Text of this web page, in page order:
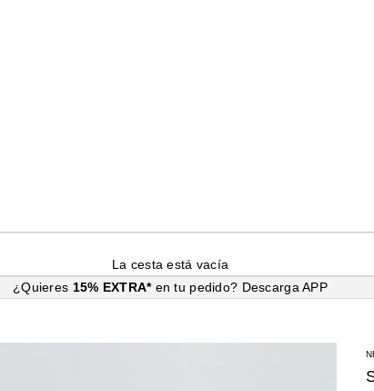
La cesta está vacía
¿Quieres 15% EXTRA* en tu pedido? Descarga APP